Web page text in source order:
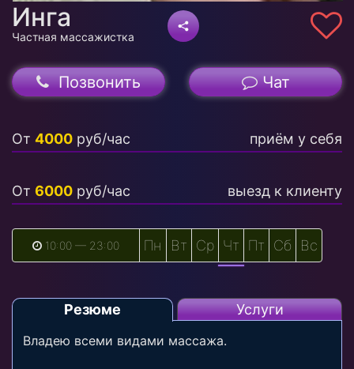
Инга
Частная массажистка
Позвонить Чат
От 4000 руб/час приём у себя
От 6000 руб/час выезд к клиенту
10:00 — 23:00 Пн Вт Ср Чт Пт Сб Вс
Резюме Услуги
Владею всеми видами массажа.